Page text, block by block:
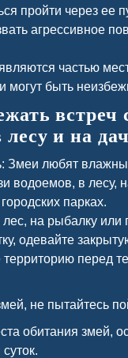
пройти через ее
агрессивное
частью
могут быть
встреч
и на
Змеи любят
водоемов, в лесу,
парках.
на рыбалку или
одевайте
перед
не пытайтесь
обитания змей,